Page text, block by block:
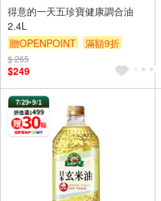
得意的一天五珍寶健康調合油
2.4L
贈OPENPOINT
滿額9折
贈$200
$ 265
$249